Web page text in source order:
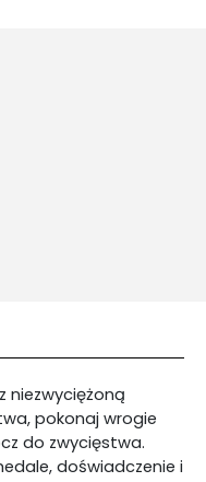
niezwyciężoną
pokonaj wrogie
do zwycięstwa.
doświadczenie i